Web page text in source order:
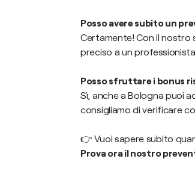
Posso avere subito un
Certamente! Con il nostro
preciso a un
Posso sfruttare i bonus
Sì, anche a Bologna puoi
consigliamo di verificare
👉 Vuoi sapere subito
Prova ora il nostro